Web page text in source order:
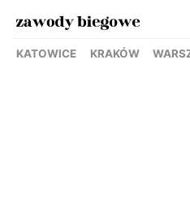
KATOWICE KRAKÓW